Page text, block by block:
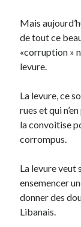
Mais
de tout ce
«corruption »
levure.
La levure, ce
rues et qui
la convoitise
corrompus.
La levure veut
ensemencer
donner des
Libanais.